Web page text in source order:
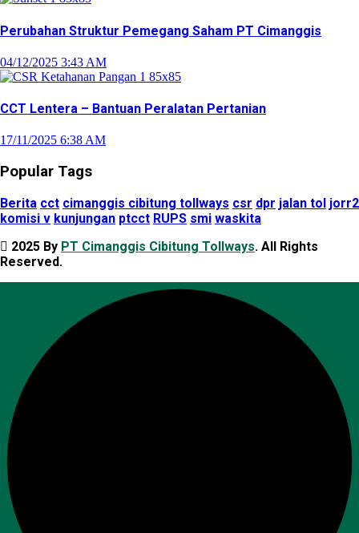
Perubahan Struktur Pemegang Saham PT Cimanggis
04/12/2025 3:43 AM
CCT Lentera – Bantuan Peralatan Pertanian
17/11/2025 6:38 AM
Popular Tags
Berita cct cimanggis cibitung tollways csr dpr jalan tol jorr2
komisi v kunjungan ptcct RUPS smi waskita
2025 By PT Cimanggis Cibitung Tollways. All Rights
Reserved.